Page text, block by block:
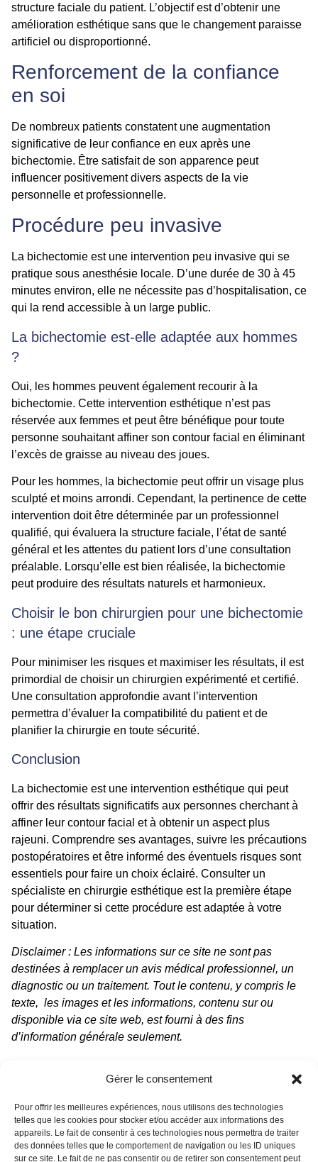
Gérer le consentement
Pour offrir les meilleures expériences, nous utilisons des technologies
telles que les cookies pour stocker et/ou accéder aux informations des
appareils. Le fait de consentir à ces technologies nous permettra de traiter
des données telles que le comportement de navigation ou les ID uniques
sur ce site. Le fait de ne pas consentir ou de retirer son consentement peut
structure faciale du patient. L’objectif est d’obtenir une
amélioration esthétique sans que le changement paraisse
artificiel ou disproportionné.
Renforcement de la confiance
en soi
De nombreux patients constatent une augmentation
significative de leur confiance en eux après une
bichectomie. Être satisfait de son apparence peut
influencer positivement divers aspects de la vie
personnelle et professionnelle.
Procédure peu invasive
La bichectomie est une intervention peu invasive qui se
pratique sous anesthésie locale. D’une durée de 30 à 45
minutes environ, elle ne nécessite pas d’hospitalisation, ce
qui la rend accessible à un large public.
La bichectomie est-elle adaptée aux hommes
?
Oui, les hommes peuvent également recourir à la
bichectomie. Cette intervention esthétique n’est pas
réservée aux femmes et peut être bénéfique pour toute
personne souhaitant affiner son contour facial en éliminant
l’excès de graisse au niveau des joues.
Pour les hommes, la bichectomie peut offrir un visage plus
sculpté et moins arrondi. Cependant, la pertinence de cette
intervention doit être déterminée par un professionnel
qualifié, qui évaluera la structure faciale, l’état de santé
général et les attentes du patient lors d’une consultation
préalable. Lorsqu’elle est bien réalisée, la bichectomie
peut produire des résultats naturels et harmonieux.
Choisir le bon chirurgien pour une bichectomie
: une étape cruciale
Pour minimiser les risques et maximiser les résultats, il est
primordial de choisir un chirurgien expérimenté et certifié.
Une consultation approfondie avant l’intervention
permettra d’évaluer la compatibilité du patient et de
planifier la chirurgie en toute sécurité.
Conclusion
La bichectomie est une intervention esthétique qui peut
offrir des résultats significatifs aux personnes cherchant à
affiner leur contour facial et à obtenir un aspect plus
rajeuni. Comprendre ses avantages, suivre les précautions
postopératoires et être informé des éventuels risques sont
essentiels pour faire un choix éclairé. Consulter un
spécialiste en chirurgie esthétique est la première étape
pour déterminer si cette procédure est adaptée à votre
situation.
Disclaimer : Les informations sur ce site ne sont pas
destinées à remplacer un avis médical professionnel, un
diagnostic ou un traitement. Tout le contenu, y compris le
texte, les images et les informations, contenu sur ou
disponible via ce site web, est fourni à des fins
d’information générale seulement.
5/5 - (75 votes)
TÉMOIGNAGE PATIENT